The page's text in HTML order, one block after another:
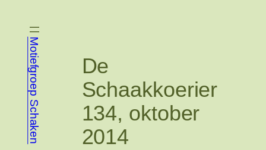
inhoud
Motiefgroep Schaken
De
Schaakkoerier
134, oktober
2014